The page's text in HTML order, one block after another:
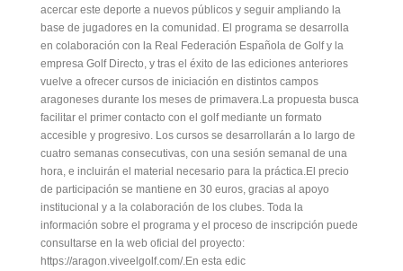
acercar este deporte a nuevos públicos y seguir ampliando la
base de jugadores en la comunidad. El programa se desarrolla
en colaboración con la Real Federación Española de Golf y la
empresa Golf Directo, y tras el éxito de las ediciones anteriores
vuelve a ofrecer cursos de iniciación en distintos campos
aragoneses durante los meses de primavera.La propuesta busca
facilitar el primer contacto con el golf mediante un formato
accesible y progresivo. Los cursos se desarrollarán a lo largo de
cuatro semanas consecutivas, con una sesión semanal de una
hora, e incluirán el material necesario para la práctica.El precio
de participación se mantiene en 30 euros, gracias al apoyo
institucional y a la colaboración de los clubes. Toda la
información sobre el programa y el proceso de inscripción puede
consultarse en la web oficial del proyecto:
https://aragon.viveelgolf.com/.En esta edic